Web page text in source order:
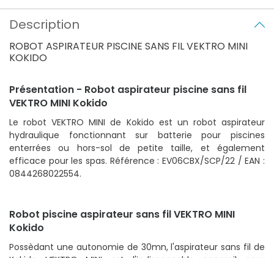
Description
ROBOT ASPIRATEUR PISCINE SANS FIL VEKTRO MINI
KOKIDO
Présentation - Robot aspirateur piscine sans fil
VEKTRO MINI Kokido
Le robot VEKTRO MINI de Kokido est un robot aspirateur
hydraulique fonctionnant sur batterie pour piscines
enterrées ou hors-sol de petite taille, et également
efficace pour les spas. Référence : EV06CBX/SCP/22 / EAN :
0844268022554.
Robot piscine aspirateur sans fil VEKTRO MINI
Kokido
Possèdant une autonomie de 30mn, l'aspirateur sans fil de